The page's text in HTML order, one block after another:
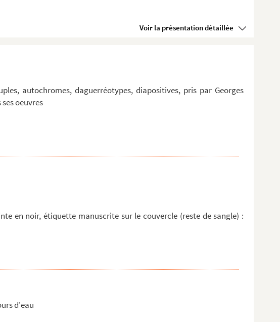
Voir la présentation détaillée
autochromes, daguerréotypes, diapositives, pris par Georges
oeuvres
en noir, étiquette manuscrite sur le couvercle (reste de sangle) :
d'eau